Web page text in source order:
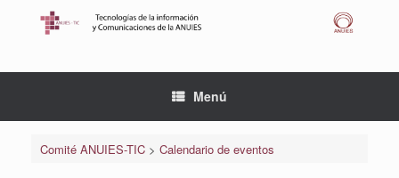
Menú
Comité ANUIES-TIC> Calendario de eventos